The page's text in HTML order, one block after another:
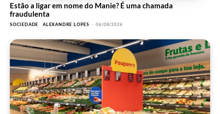
Estão a ligar em nome do Manie? É uma chamada
fraudulenta
SOCIEDADE ALEXANDRE LOPES - 06/08/2026